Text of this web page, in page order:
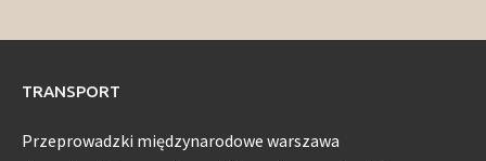
TRANSPORT
Przeprowadzki międzynarodowe warszawa